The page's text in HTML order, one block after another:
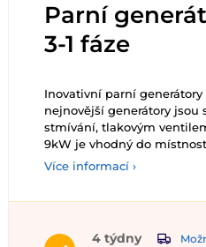
Parní
3-1 fáze
Inovativní parní
nejnovější generátory
stmívání, tlakovým
9kW je vhodný do
Více informací ›
4 týdny